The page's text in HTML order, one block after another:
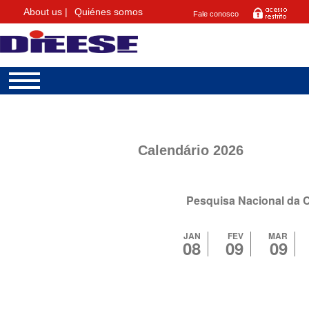
About us | Quiénes somos Fale conosco
Calendário 2026
Pesquisa Nacional da
JAN
08
FEV
09
MAR
09